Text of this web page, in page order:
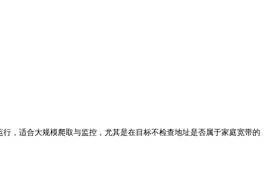
，适合大规模爬取与监控，尤其是在目标不检查地址是否属于家庭宽带的